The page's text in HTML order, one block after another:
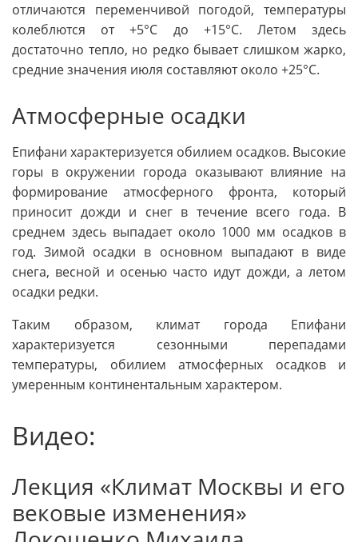
отличаются переменчивой погодой, температуры
колеблются от +5°C до +15°C. Летом здесь
достаточно тепло, но редко бывает слишком жарко,
средние значения июля составляют около +25°C.
Атмосферные осадки
Епифани характеризуется обилием осадков. Высокие
горы в окружении города оказывают влияние на
формирование атмосферного фронта, который
приносит дожди и снег в течение всего года. В
среднем здесь выпадает около 1000 мм осадков в
год. Зимой осадки в основном выпадают в виде
снега, весной и осенью часто идут дожди, а летом
осадки редки.
Таким образом, климат города Епифани
характеризуется сезонными перепадами
температуры, обилием атмосферных осадков и
умеренным континентальным характером.
Видео:
Лекция «Климат Москвы и его
вековые изменения»